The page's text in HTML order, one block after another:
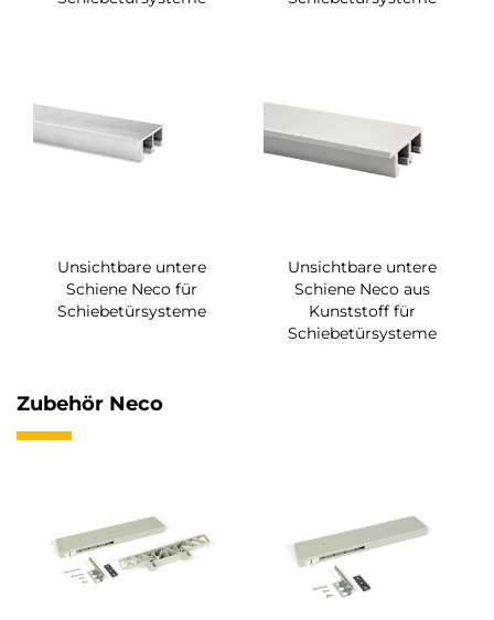
Unsichtbare untere
Schiene Neco für
Schiebetürsysteme
Unsichtbare untere
Schiene Neco aus
Kunststoff für
Schiebetürsysteme
Zubehör Neco